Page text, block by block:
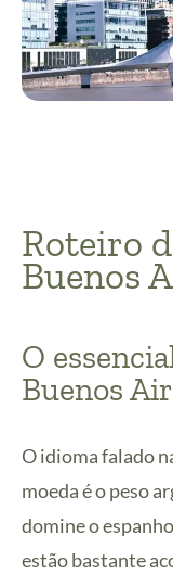
Roteiro
Buenos
O
Buenos
O idioma falado
moeda é o peso
domine o
estão bastante